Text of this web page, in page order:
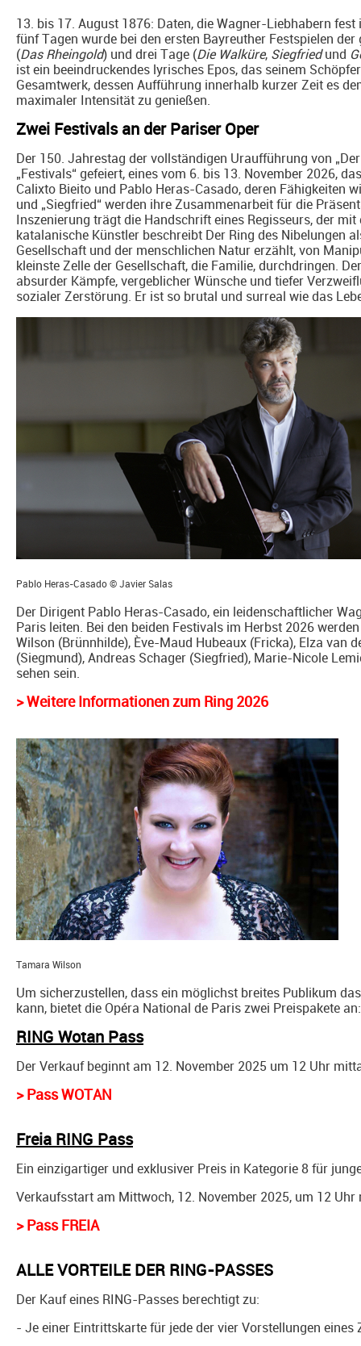
13. bis 17. August 1876: Daten, die Wagner-Liebhabern
fünf Tagen wurde bei den ersten Bayreuther Festspielen
(Das Rheingold) und drei Tage (Die Walküre, Siegfriedund
ist ein beeindruckendes lyrisches Epos, das seinem
Gesamtwerk, dessen Aufführung innerhalb kurzer Zeit es
maximaler Intensität zu genießen.
Zwei Festivals an der Pariser Oper
Der 150. Jahrestag der vollständigen Uraufführung von
„Festivals“ gefeiert, eines vom 6. bis 13. November 2026,
Calixto Bieito und Pablo Heras-Casado, deren Fähigkeiten
und „Siegfried“ werden ihre Zusammenarbeit für die
Inszenierung trägt die Handschrift eines Regisseurs, der
katalanische Künstler beschreibt Der Ring des Nibelungen
Gesellschaft und der menschlichen Natur erzählt, von
kleinste Zelle der Gesellschaft, die Familie, durchdringen.
absurder Kämpfe, vergeblicher Wünsche und tiefer
sozialer Zerstörung. Er ist so brutal und surreal wie das
Pablo Heras-Casado © Javier Salas
Der Dirigent Pablo Heras-Casado, ein leidenschaftlicher
Paris leiten. Bei den beiden Festivals im Herbst 2026
Wilson (Brünnhilde), Ève-Maud Hubeaux (Fricka), Elza van
(Siegmund), Andreas Schager (Siegfried), Marie-Nicole
sehen sein.
> Weitere Informationen zum Ring 2026
Tamara Wilson
Um sicherzustellen, dass ein möglichst breites Publikum
kann, bietet die Opéra National de Paris zwei Preispakete an:
RING Wotan Pass
Der Verkauf beginnt am 12. November 2025 um 12 Uhr
> Pass WOTAN
Freia RING Pass
Ein einzigartiger und exklusiver Preis in Kategorie 8 für
Verkaufsstart am Mittwoch, 12. November 2025, um 12 Uhr
> Pass FREIA
ALLE VORTEILE DER RING-PASSES
Der Kauf eines RING-Passes berechtigt zu:
- Je einer Eintrittskarte für jede der vier Vorstellungen eines